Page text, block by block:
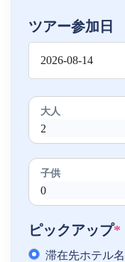
ツアー参加日
大人
子供
ピックアップ*
滞在先ホテル